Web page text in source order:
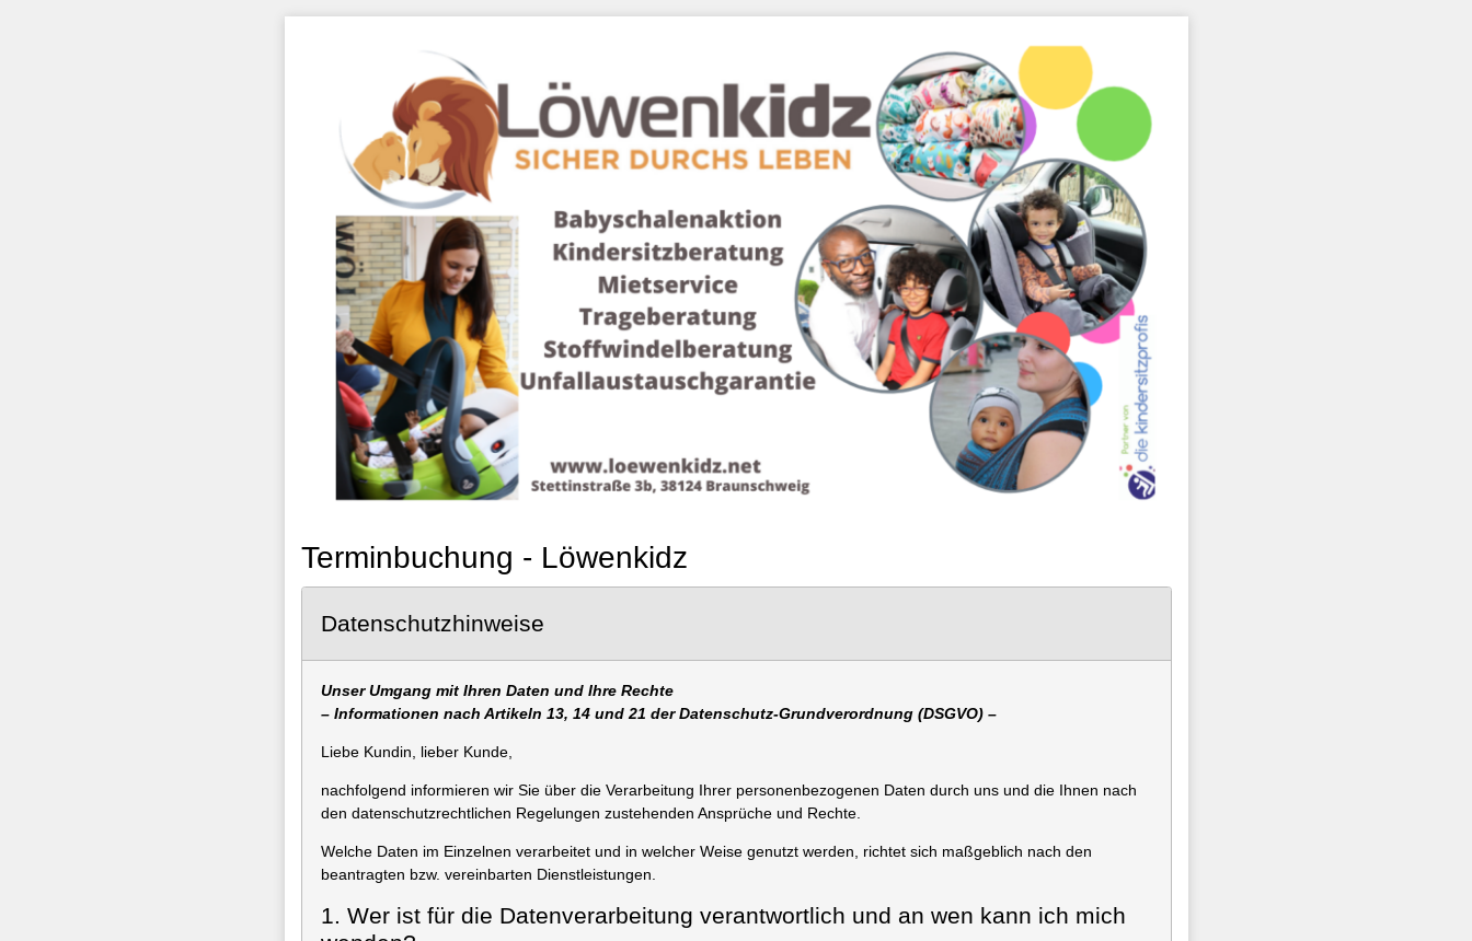
Terminbuchung - Löwenkidz
Datenschutzhinweise
Unser Umgang mit Ihren Daten und Ihre Rechte
– Informationen nach Artikeln 13, 14 und 21 der Datenschutz-Grundverordnung (DSGVO) –
Liebe Kundin, lieber Kunde,
nachfolgend informieren wir Sie über die Verarbeitung Ihrer personenbezogenen Daten durch uns und die Ihnen nach
den datenschutzrechtlichen Regelungen zustehenden Ansprüche und Rechte.
Welche Daten im Einzelnen verarbeitet und in welcher Weise genutzt werden, richtet sich maßgeblich nach den
beantragten bzw. vereinbarten Dienstleistungen.
1. Wer ist für die Datenverarbeitung verantwortlich und an wen kann ich mich